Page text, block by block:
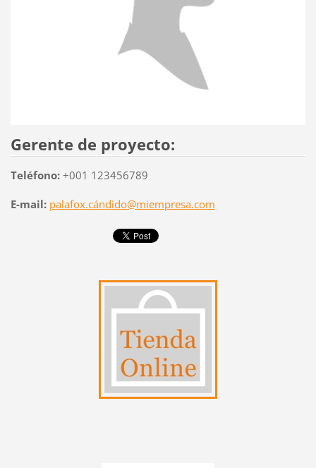
Gerente de proyecto:
Teléfono:+001 123456789
E-mail: palafox.cándido@miempresa.com